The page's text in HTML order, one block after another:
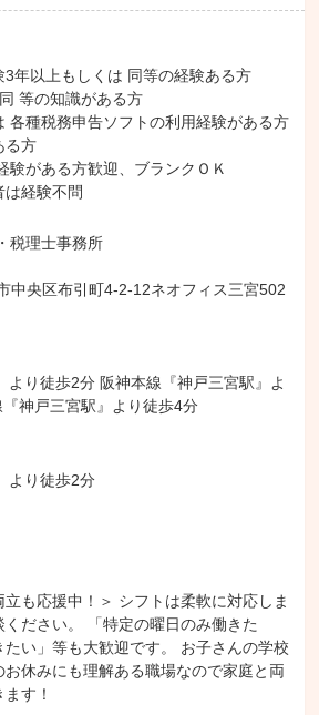
年以上もしくは 同等の経験ある方
等の知識がある方
各種税務申告ソフトの利用経験がある方
る方
験がある方歓迎、ブランクＯＫ
経験不問
税理士事務所
中央区布引町4-2-12ネオフィス三宮502
より徒歩2分 阪神本線『神戸三宮駅』よ
神戸三宮駅』より徒歩4分
より徒歩2分
立も応援中！＞ シフトは柔軟に対応しま
ださい。 「特定の曜日のみ働きた
い」等も大歓迎です。 お子さんの学校
休みにも理解ある職場なので家庭と両
す！